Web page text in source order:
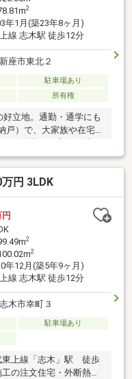
2
年1月(築23年8ヶ月)
線 志木駅 徒歩12分
座市東北２
駐車場あり
所有権
立地。通勤・通学にも
）で、大家族や在宅ワ
で陽当たり良好、明る
、雨の日のお洗濯も安
きりとした暮らしが叶
も快適に。◇スーパー
ラク！ご質問やご相談
せください！
円 3LDK
円
2
2
年12月(築5年9ヶ月)
線 志木駅 徒歩12分
木市幸町３
駐車場あり
東上線「志木」駅 徒歩
の注文住宅・外断熱・